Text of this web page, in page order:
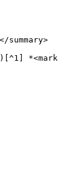
summary>
*<mark